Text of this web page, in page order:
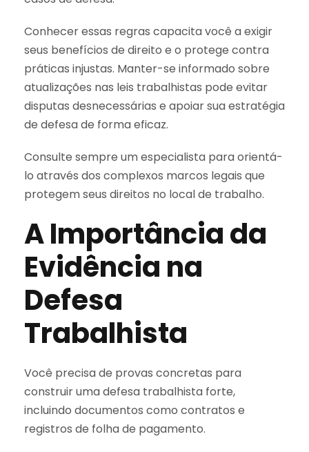
Conhecer essas regras capacita você a exigir
seus benefícios de direito e o protege contra
práticas injustas. Manter-se informado sobre
atualizações nas leis trabalhistas pode evitar
disputas desnecessárias e apoiar sua estratégia
de defesa de forma eficaz.
Consulte sempre um especialista para orientá-
lo através dos complexos marcos legais que
protegem seus direitos no local de trabalho.
A Importância da
Evidência na
Defesa
Trabalhista
Você precisa de provas concretas para
construir uma defesa trabalhista forte,
incluindo documentos como contratos e
registros de folha de pagamento.